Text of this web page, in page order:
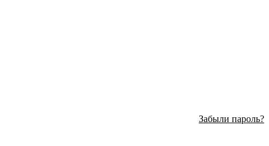
Забыли пароль?